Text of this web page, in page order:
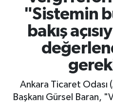
"Sistemin
bakış
Ankara Ticaret Odası
Başkanı Gürsel Baran,
GAYRİMENKUL
HABER
MAGAZİN
Süper Lig Puan
Tüm Manşetler
Son Dakika Haberleri
Haber Arşivi